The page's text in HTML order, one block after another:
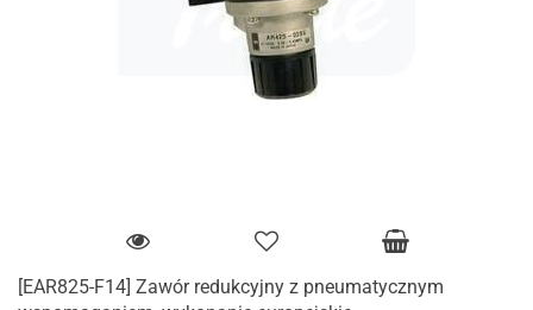
[EAR825-F14] Zawór redukcyjny z pneumatycznym